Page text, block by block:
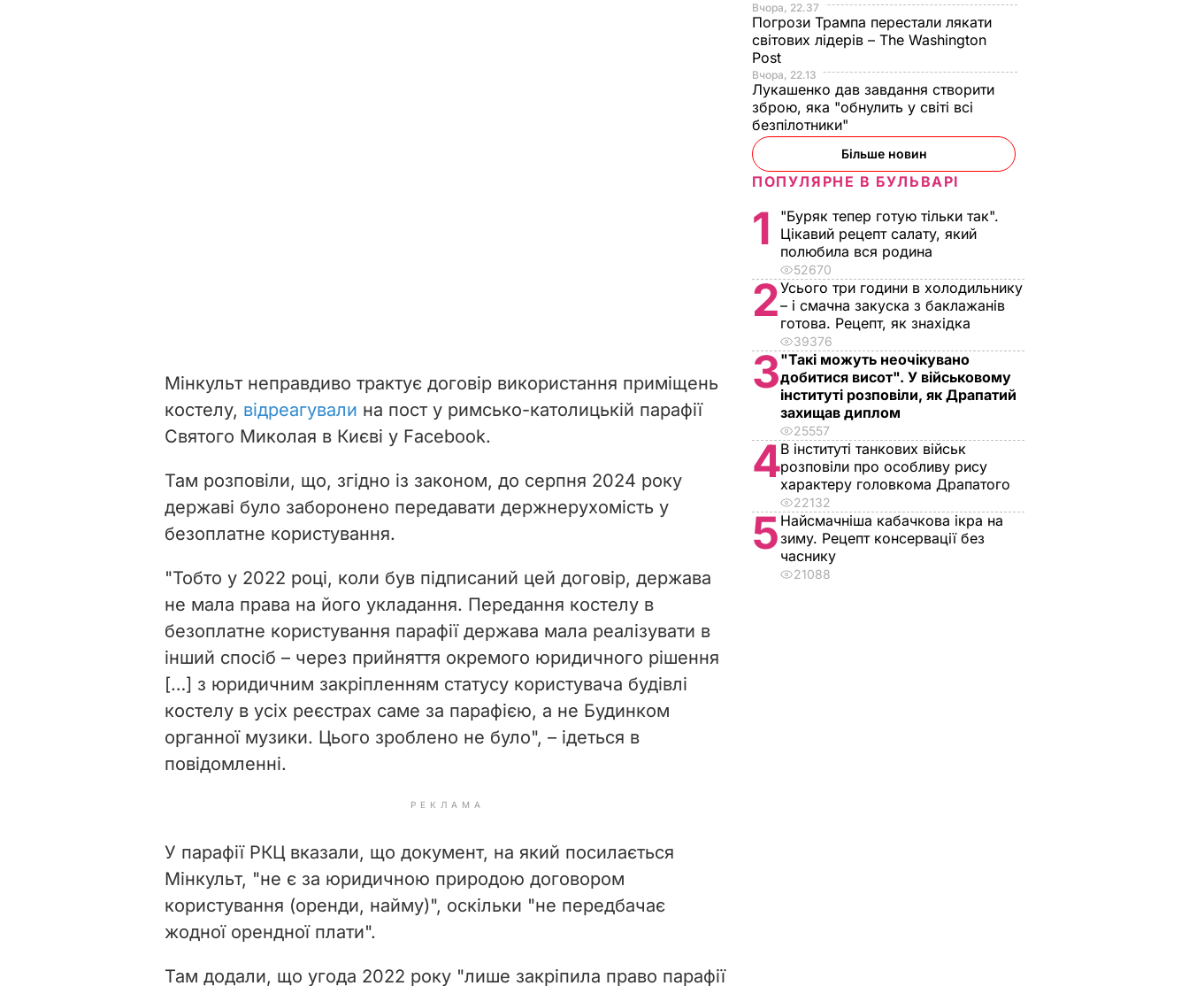
Мінкульт неправдиво трактує договір використання приміщень
костелу, відреагували на пост у римсько-католицькій парафії
Святого Миколая в Києві у Facebook.
Там розповіли, що, згідно із законом, до серпня 2024 року
державі було заборонено передавати держнерухомість у
безоплатне користування.
"Тобто у 2022 році, коли був підписаний цей договір, держава
не мала права на його укладання. Передання костелу в
безоплатне користування парафії держава мала реалізувати в
інший спосіб – через прийняття окремого юридичного рішення
[…] з юридичним закріпленням статусу користувача будівлі
костелу в усіх реєстрах саме за парафією, а не Будинком
органної музики. Цього зроблено не було", – ідеться в
повідомленні.
РЕКЛАМА
У парафії РКЦ вказали, що документ, на який посилається
Мінкульт, "не є за юридичною природою договором
користування (оренди, найму)", оскільки "не передбачає
жодної орендної плати".
Там додали, що угода 2022 року "лише закріпила право парафії
Вчора, 22.37
Погрози Трампа перестали лякати
світових лідерів – The Washington
Post
Вчора, 22.13
Лукашенко дав завдання створити
зброю, яка "обнулить у світі всі
безпілотники"
Більше новин
ПОПУЛЯРНЕ В БУЛЬВАРІ
1
"Буряк тепер готую тільки так".
Цікавий рецепт салату, який
полюбила вся родина
52670
2Усього три години в холодильнику
– і смачна закуска з баклажанів
готова. Рецепт, як знахідка
39376
3"Такі можуть неочікувано
добитися висот". У військовому
інституті розповіли, як Драпатий
захищав диплом
25557
4В інституті танкових військ
розповіли про особливу рису
характеру головкома Драпатого
22132
5 Найсмачніша кабачкова ікра на
зиму. Рецепт консервації без
часнику
21088